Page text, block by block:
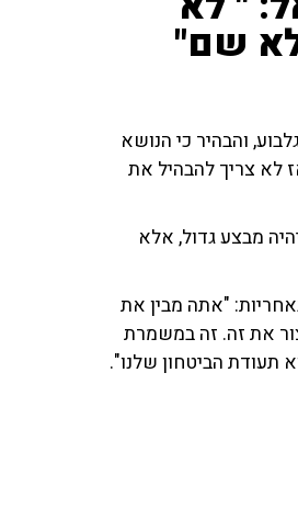
שם"
והבהיר כי הנושא
לא צריך להבהיל את
מבצע גדול, אלא
"אתה מבין את
את זה. זה במשמרת
תעודת הביטחון שלנו".